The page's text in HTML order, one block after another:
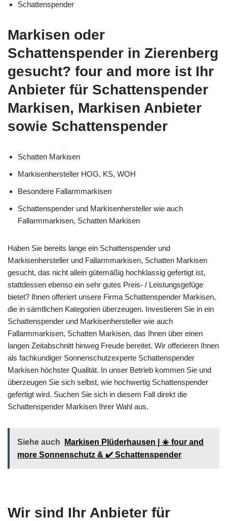
Schattenspender
Markisen oder
Schattenspender in Zierenberg
gesucht? four and more ist Ihr
Anbieter für Schattenspender
Markisen, Markisen Anbieter
sowie Schattenspender
Schatten Markisen
Markisenhersteller HOG, KS, WOH
Besondere Fallarmmarkisen
Schattenspender und Markisenhersteller wie auch
Fallarmmarkisen, Schatten Markisen
Haben Sie bereits lange ein Schattenspender und
Markisenhersteller und Fallarmmarkisen, Schatten Markisen
gesucht, das nicht allein gütemäßig hochklassig gefertigt ist,
stattdessen ebenso ein sehr gutes Preis- / Leistungsgefüge
bietet? Ihnen offeriert unsere Firma Schattenspender Markisen,
die in sämtlichen Kategorien überzeugen. Investieren Sie in ein
Schattenspender und Markisenhersteller wie auch
Fallarmmarkisen, Schatten Markisen, das Ihnen über einen
langen Zeitabschnitt hinweg Freude bereitet. Wir offerieren Ihnen
als fachkundiger Sonnenschutzexperte Schattenspender
Markisen höchster Qualität. In unser Betrieb kommen Sie und
überzeugen Sie sich selbst, wie hochwertig Schattenspender
gefertigt wird. Suchen Sie sich in diesem Fall direkt die
Schattenspender Markisen Ihrer Wahl aus.
Siehe auch
Markisen Plüderhausen | ☀️ four and
more Sonnenschutz & ✔️ Schattenspender
Wir sind Ihr Anbieter für